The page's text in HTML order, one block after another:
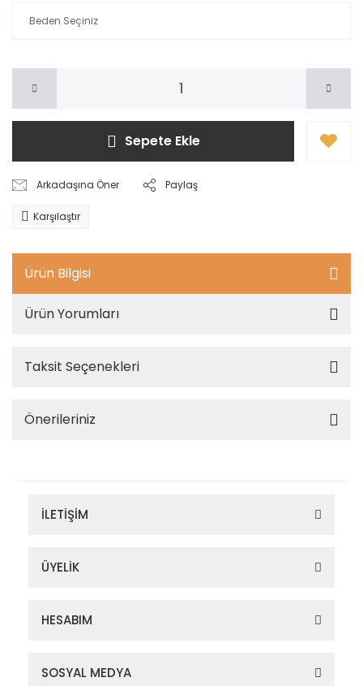
Sepete Ekle
Arkadaşına Öner Paylaş
Karşılaştır
Ürün Bilgisi
Ürün Yorumları
Taksit Seçenekleri
Önerileriniz
İLETİŞİM
ÜYELİK
HESABIM
SOSYAL MEDYA